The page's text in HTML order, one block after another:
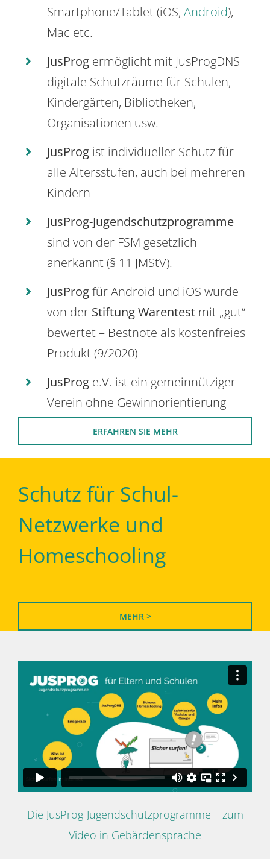
Smartphone/Tablet (iOS, Android),
Mac etc.
JusProg ermöglicht mit JusProgDNS
digitale Schutzräume für Schulen,
Kindergärten, Bibliotheken,
Organisationen usw.
JusProg ist individueller Schutz für
alle Altersstufen, auch bei mehreren
Kindern
JusProg-Jugendschutzprogramme
sind von der FSM gesetzlich
anerkannt (§ 11 JMStV).
JusProgfür Android und iOS wurde
von der Stiftung Warentest mit „gut“
bewertet – Bestnote als kostenfreies
Produkt (9/2020)
JusProg e.V. ist ein gemeinnütziger
Verein ohne Gewinnorientierung
ERFAHREN SIE MEHR
Schutz für Schul-
Netzwerke und
Homeschooling
MEHR >
Die JusProg-Jugendschutzprogramme – zum
Video in Gebärdensprache